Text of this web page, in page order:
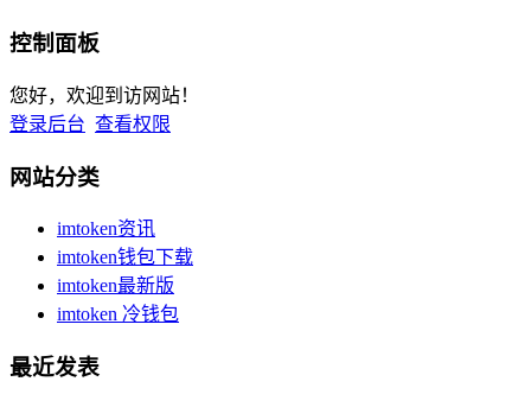
控制面板
您好，欢迎到访网站！
登录后台 查看权限
网站分类
imtoken资讯
imtoken钱包下载
imtoken最新版
imtoken 冷钱包
最近发表